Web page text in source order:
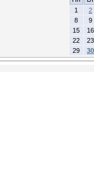
1
2
8
9
15
16
22
23
29
30